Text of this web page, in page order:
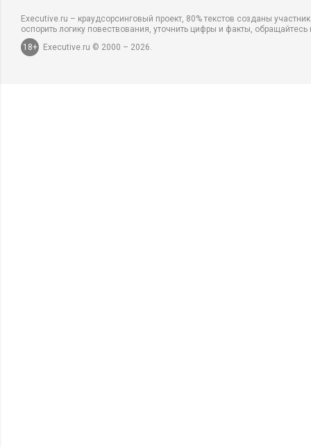
Executive.ru – краудсорсинговый проект, 80% текстов созданы
оспорить логику повествования, уточнить цифры и факты,
18+
Executive.ru © 2000 – 2026.